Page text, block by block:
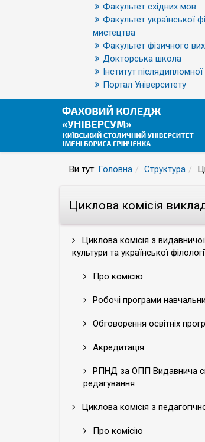
Факультет східних мов
Факультет української
мистецтва
Факультет фізичного
Докторська школа
Інститут післядипломної
Портал Університету
Ви тут: Головна Структура
Циклова комісія
Циклова комісія з
культури та української
Про комісію
Робочі програми
Обговорення освітніх
Акредитація
РПНД за ОПП Видавнича
редагування
Циклова комісія з
Про комісію